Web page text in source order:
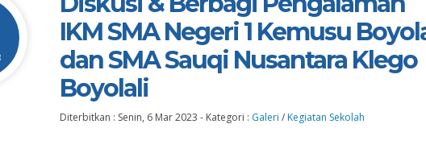
IKM SMA Negeri 1 Kemusu
dan SMA Sauqi Nusantara Klego
Boyolali
Diterbitkan : Senin, 6 Mar 2023 - Kategori : Galeri / Kegiatan Sekolah